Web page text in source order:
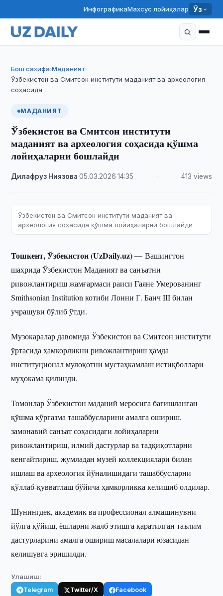
ИнфографикаМахсус лойиҳалар Ўз
Бош саҳифа›Маданият›
Ўзбекистон ва Смитсон институти маданият ва археология
соҳасида …
МАДАНИЯТ
Ўзбекистон ва Смитсон институти
маданият ва археология соҳасида қўшма
лойиҳаларни бошлайди
Дилафруз Ниязова ·05.03.2026 ·14:35 413 views
Ўзбекистон ва Смитсон институти маданият ва
археология соҳасида қўшма лойиҳаларни бошлайди
Тошкент, Ўзбекистон (UzDaily.uz) —Вашингтон
шаҳрида Ўзбекистон Маданият ва санъатни
ривожлантириш жамғармаси раиси Гаяне Умерованинг
Smithsonian Institution котиби Лонни Г. Банч III билан
учрашуви бўлиб ўтди.
Музокаралар давомида Ўзбекистон ва Смитсон институти
ўртасида ҳамкорликни ривожлантириш ҳамда
институционал мулоқотни мустаҳкамлаш истиқболлари
муҳокама қилинди.
Томонлар Ўзбекистон маданий меросига бағишланган
қўшма кўргазма ташаббусларини амалга ошириш,
замонавий санъат соҳасидаги лойиҳаларни
ривожлантириш, илмий дастурлар ва тадқиқотларни
кенгайтириш, жумладан музей коллекциялари билан
ишлаш ва археология йўналишидаги ташаббусларни
қўллаб-қувватлаш бўйича ҳамкорликка келишиб олдилар.
Шунингдек, академик ва профессионал алмашинувни
йўлга қўйиш, ёшларни жалб этишга қаратилган таълим
дастурларини амалга ошириш масалалари юзасидан
келишувга эришилди.
Улашиш:
Telegram Twitter/X Facebook